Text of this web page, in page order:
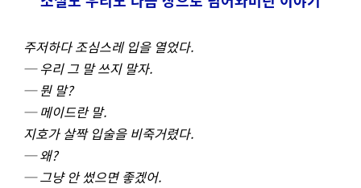
주저하다 조심스레 입을 열었다.
─ 우리 그 말 쓰지 말자.
─ 뭔 말?
─ 메이드란 말.
지호가 살짝 입술을 비죽거렸다.
─ 왜?
─ 그냥 안 썼으면 좋겠어.